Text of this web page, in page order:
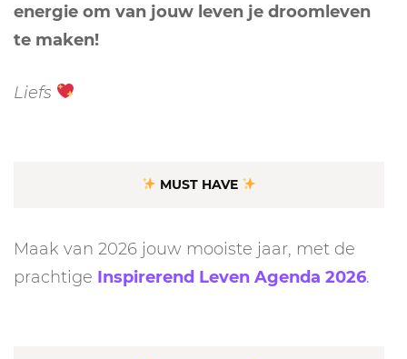
energie om van jouw leven je droomleven
te maken!
Liefs
MUST HAVE
Maak van 2026 jouw mooiste jaar, met de
prachtige Inspirerend Leven Agenda 2026.